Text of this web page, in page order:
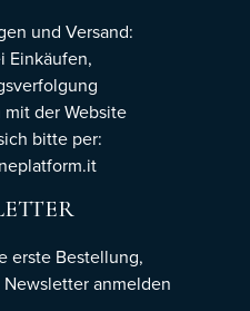
und Versand:
Einkäufen,
der Website
bitte per:
erste Bestellung,
anmelden